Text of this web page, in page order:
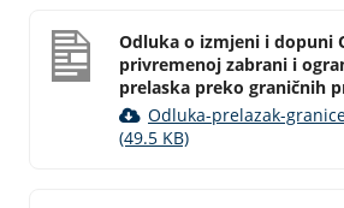
Odluka o izmjeni i dopuni
privremenoj zabrani i
prelaska preko graničnih
Odluka-prelazak-
(49.5 KB)